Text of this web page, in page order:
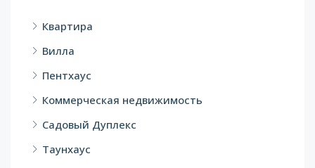
Квартира
Вилла
Пентхаус
Коммерческая недвижимость
Садовый Дуплекс
Таунхаус